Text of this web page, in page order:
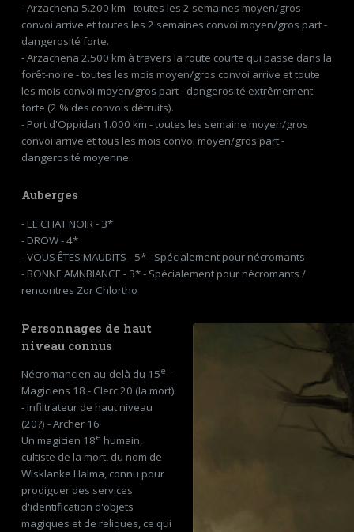
- Arzachena 5.200 km - toutes les 2 semaines moyen/gros
convoi arrive et toutes les 2 semaines convoi moyen/gros part -
dangerosité forte.
- Arzachena 2.500 km à travers la route courte qui passe dans la
forêt-noire - toutes les mois moyen/gros convoi arrive et toute
les mois convoi moyen/gros part - dangerosité extrêmement
forte (2 % des convois détruits).
- Port d'Oppidan 1.000 km - toutes les semaine moyen/gros
convoi arrive et tous les mois convoi moyen/gros part -
dangerosité moyenne.
Auberges
- LE CHAT NOIR - 3*
- DROW - 4*
- VOUS ÊTES MAUDITS - 5* - Spécialement pour nécromants
- BONNE AMNBIANCE - 3* - Spécialement pour nécromants /
rencontres Zor Chlortho
Personnages de haut
niveau connus
Nécromancien au-delà du 15e -
Magiciens 18 - Clerc 20 (la mort)
- Infiltrateur de haut niveau
(20?) - Archer 16
Un magicien 18e humain,
cultiste de la mort, du nom de
Wisklanke Halma, connu pour
prodiguer des services
d'identification d'objets
magiques et de reliques, ce qui